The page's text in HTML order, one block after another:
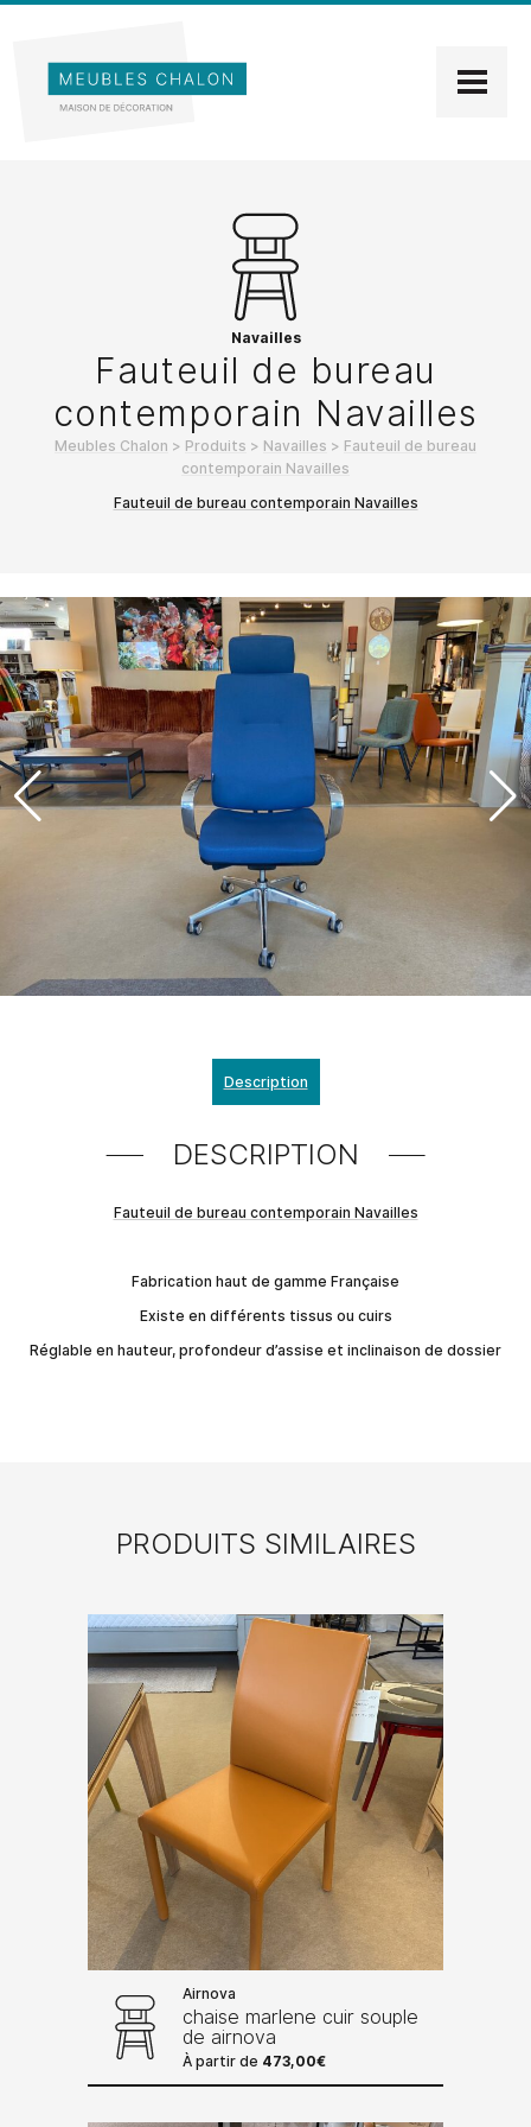
Navailles
Fauteuil de bureau
contemporain Navailles
Meubles Chalon > Produits > Navailles > Fauteuil de bureau
contemporain Navailles
Fauteuil de bureau contemporain Navailles
Description
DESCRIPTION
Fauteuil de bureau contemporain Navailles
Fabrication haut de gamme Française
Existe en différents tissus ou cuirs
Réglable en hauteur, profondeur d’assise et inclinaison de dossier
PRODUITS SIMILAIRES
Airnova
chaise marlene cuir souple
de airnova
À partir de 473,00€